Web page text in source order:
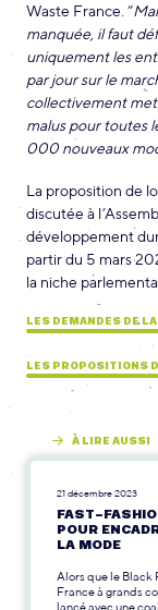
Waste France. “
manquée, il faut
uniquement les
par jour sur le
collectivement
malus pour toutes
000 nouveaux
La proposition de
discutée à
développement
partir du 5 mars
la niche
LES DEMANDES DE
LES PROPOSITIONS
À LIRE AUSSI
21 décembre 2023
FAST-
POUR
LA MODE
Alors que le Black
France à grands
lancé avec une